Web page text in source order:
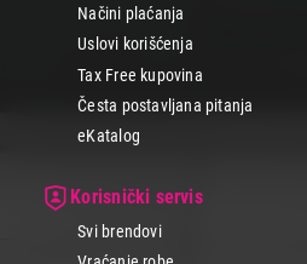
Načini plaćanja
Uslovi korišćenja
Tax Free kupovina
Česta postavljana pitanja
eKatalog
Korisnički servis
Svi brendovi